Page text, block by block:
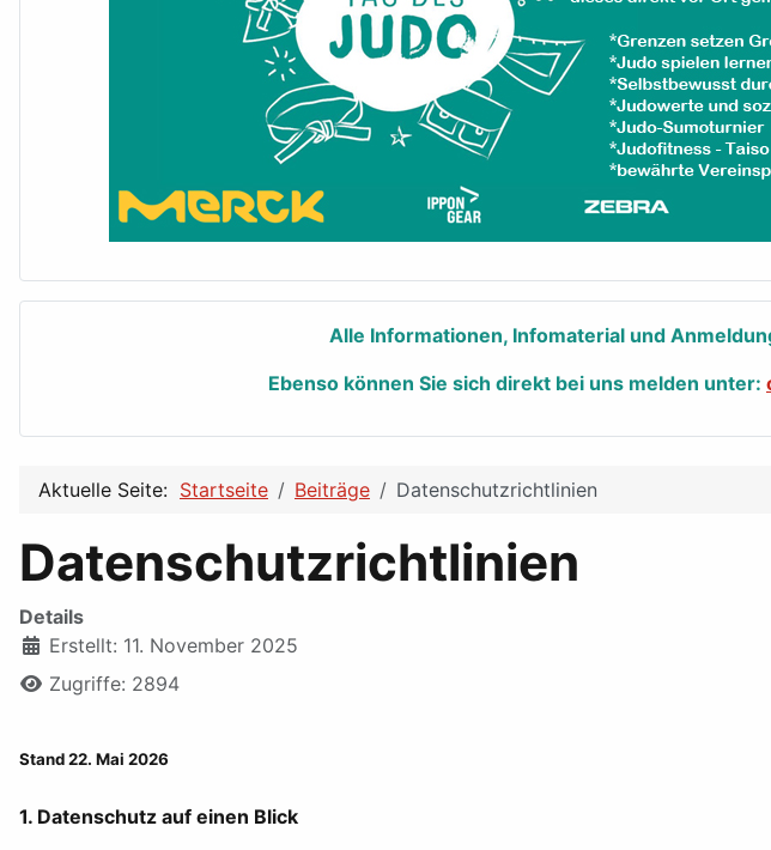
Alle Informationen, Infomaterial und
Ebenso können Sie sich direkt bei uns melden unter:
Aktuelle Seite: Startseite Beiträge Datenschutzrichtlinien
Datenschutzrichtlinien
Details
Erstellt: 11. November 2025
Zugriffe: 2894
Stand 22. Mai 2026
1. Datenschutz auf einen Blick